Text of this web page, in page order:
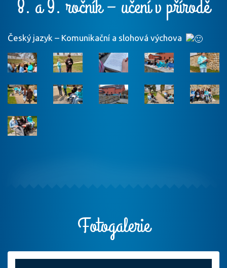
8. a 9. ročník – učení v přírodě
Český jazyk – Komunikační a slohová výchova
Fotogalerie